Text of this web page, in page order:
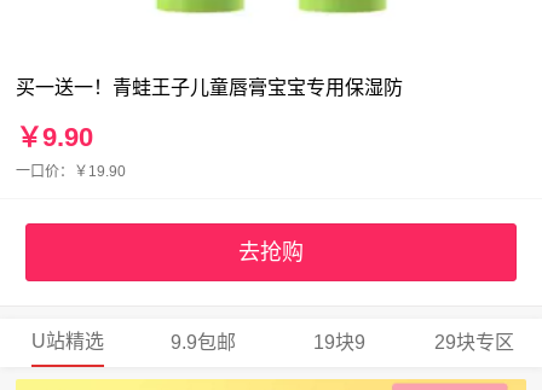
买一送一！青蛙王子儿童唇膏宝宝专用保湿防
￥9.90
一口价：￥19.90
去抢购
U站精选 9.9包邮 19块9 29块专区